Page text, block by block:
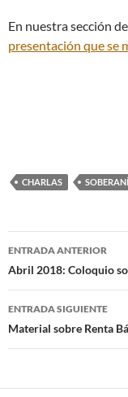
En nuestra sección
presentación que se
CHARLAS
Navegación
de
entradas
ENTRADA ANTERIOR
Abril 2018: Coloquio
ENTRADA SIGUIENTE
Material sobre Renta